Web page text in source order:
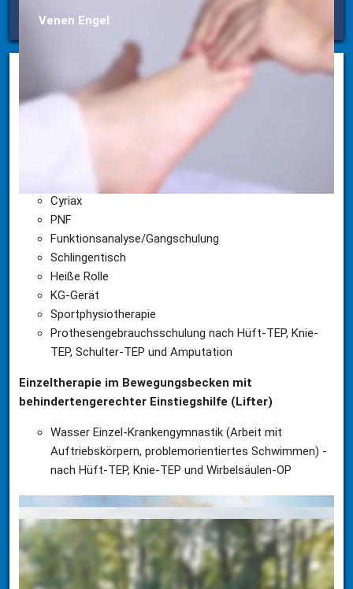
Venen Engel
Krankengymnastik
Einzeltherapie im Trockenen
Krankengymnastik mit Befunderhebung
Cyriax
PNF
Funktionsanalyse/Gangschulung
Schlingentisch
Heiße Rolle
KG-Gerät
Sportphysiotherapie
Prothesengebrauchsschulung nach Hüft-TEP, Knie-
TEP, Schulter-TEP und Amputation
Einzeltherapie im Bewegungsbecken mit
behindertengerechter Einstiegshilfe (Lifter)
Wasser Einzel-Krankengymnastik (Arbeit mit
Auftriebskörpern, problemorientiertes Schwimmen) -
nach Hüft-TEP, Knie-TEP und Wirbelsäulen-OP
Gruppentherapie im Trockenen
Rückenschule